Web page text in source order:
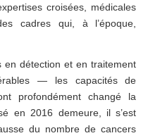
croisées, médicales
cadres qui, à l’époque,
en détection et en traitement
— les capacités de
profondément changé la
en 2016 demeure, il s’est
du nombre de cancers